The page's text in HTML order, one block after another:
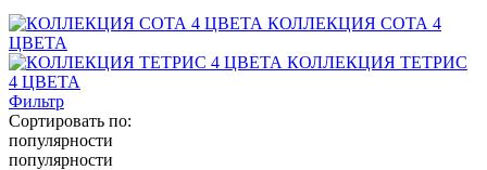
КОЛЛЕКЦИЯ СОТА 4
ЦВЕТА
КОЛЛЕКЦИЯ ТЕТРИС
4 ЦВЕТА
Фильтр
Сортировать по:
популярности
популярности